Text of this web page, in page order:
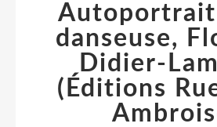
Autoportrait
danseuse,
Didier-
(Éditions